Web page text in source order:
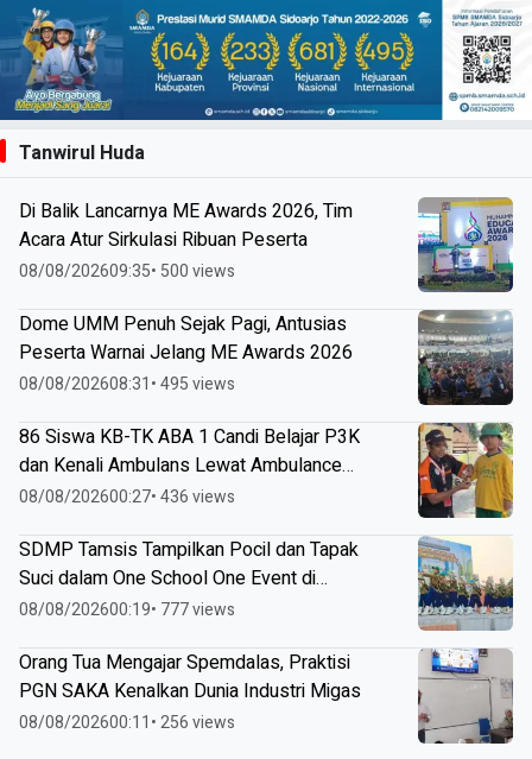
Tanwirul Huda
Di Balik Lancarnya ME Awards 2026, Tim
Acara Atur Sirkulasi Ribuan Peserta
08/08/202609:35• 500 views
Dome UMM Penuh Sejak Pagi, Antusias
Peserta Warnai Jelang ME Awards 2026
08/08/202608:31• 495 views
86 Siswa KB-TK ABA 1 Candi Belajar P3K
dan Kenali Ambulans Lewat Ambulance
Goes to Schools
08/08/202600:27• 436 views
SDMP Tamsis Tampilkan Pocil dan Tapak
Suci dalam One School One Event di
Mojokerto
08/08/202600:19• 777 views
Orang Tua Mengajar Spemdalas, Praktisi
PGN SAKA Kenalkan Dunia Industri Migas
08/08/202600:11• 256 views